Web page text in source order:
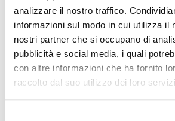
analizzare il nostro traffico.
informazioni sul modo in cui utilizza il
nostri partner che si occupano di
pubblicità e social media, i quali
con altre informazioni che ha fornito
raccolto dal suo utilizzo dei loro